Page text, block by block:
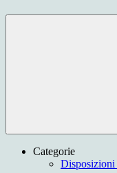
Categorie
Disposizioni